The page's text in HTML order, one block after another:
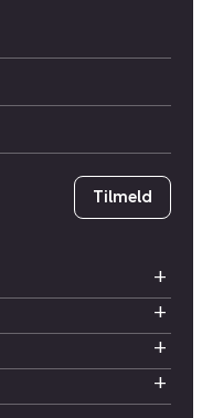
Tilmeld